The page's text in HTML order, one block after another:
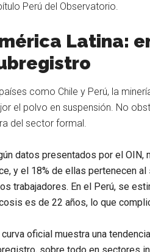
Perú del Observatorio.
Latina:
como Chile y Perú, la
el polvo en suspensión. No
del sector formal.
datos presentados por el
y el 18% de ellas pertenecen
trabajadores. En el Perú, se
es de 22 años, lo que
curva oficial muestra una